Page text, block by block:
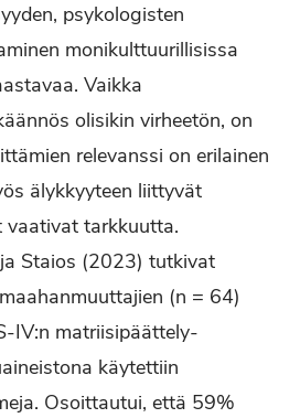
psykologisten
monikulttuurillisissa
Vaikka
olisikin virheetön, on
relevanssi on erilainen
älykkyyteen liittyvät
vaativat tarkkuutta.
Staios (2023) tutkivat
(n = 64)
IV:n matriisipäättely-
käytettiin
Osoittautui, että 59%